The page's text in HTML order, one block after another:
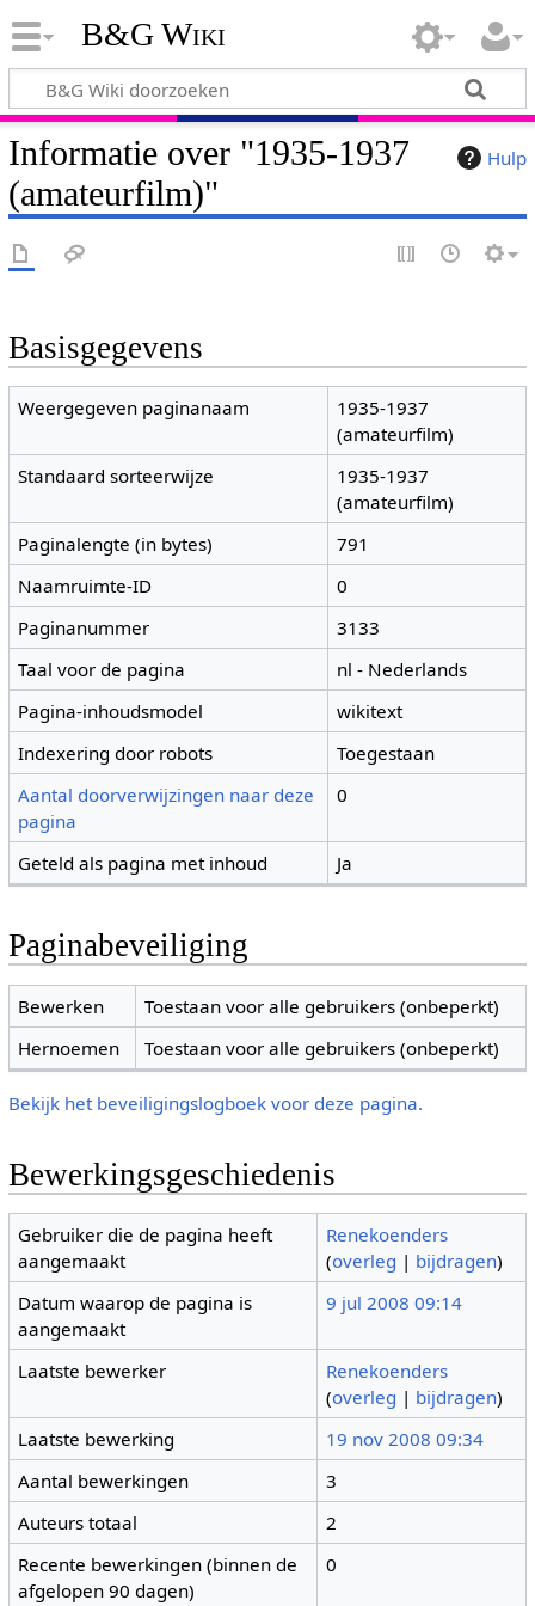
B&G Wiki
Hulp
Informatie over "1935-1937
(amateurfilm)"
Basisgegevens
Weergegeven paginanaam
1935-1937
(amateurfilm)
Standaard sorteerwijze
1935-1937
(amateurfilm)
Paginalengte (in bytes)
791
Naamruimte-ID
0
Paginanummer
3133
Taal voor de pagina
nl - Nederlands
Pagina-inhoudsmodel
wikitext
Indexering door robots
Toegestaan
Aantal doorverwijzingen naar deze
pagina
0
Geteld als pagina met inhoud Ja
Paginabeveiliging
Bewerken
Toestaan voor alle gebruikers (onbeperkt)
Hernoemen
Toestaan voor alle gebruikers (onbeperkt)
Bekijk het beveiligingslogboek voor deze pagina.
Bewerkingsgeschiedenis
Gebruiker die de pagina heeft
aangemaakt
Renekoenders
(overleg | bijdragen)
Datum waarop de pagina is
aangemaakt
9 jul 2008 09:14
Laatste bewerker
Renekoenders
(overleg | bijdragen)
Laatste bewerking
19 nov 2008 09:34
Aantal bewerkingen
3
Auteurs totaal
2
Recente bewerkingen (binnen de
afgelopen 90 dagen)
0